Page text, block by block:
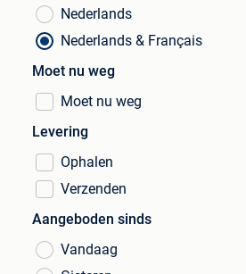
Nederlands
Nederlands & Français
Moet nu weg
Moet nu weg
Levering
Ophalen
Verzenden
Aangeboden sinds
Vandaag